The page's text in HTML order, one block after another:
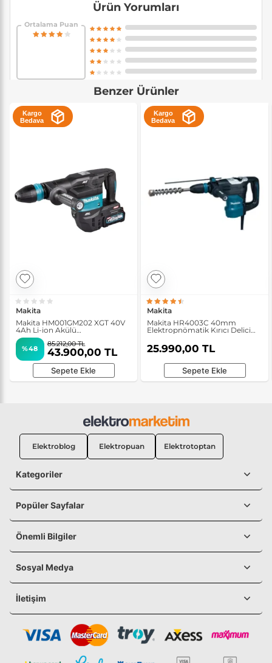
Ürün Yorumları
Ortalama Puan
Benzer Ürünler
Kargo
Bedava
Makita
Makita HM001GM202 XGT 40V
4Ah Li-ion Akülü
Elektropnömatik Kırıcı
%48
85.212,00 TL
43.900,00 TL
Sepete Ekle
Kargo
Bedava
Makita
Makita HR4003C 40mm
Elektropnömatik Kırıcı Delici
25.990,00 TL
Sepete Ekle
Elektroblog Elektropuan Elektrotoptan
Kategoriler
Popüler Sayfalar
Önemli Bilgiler
Sosyal Medya
İletişim